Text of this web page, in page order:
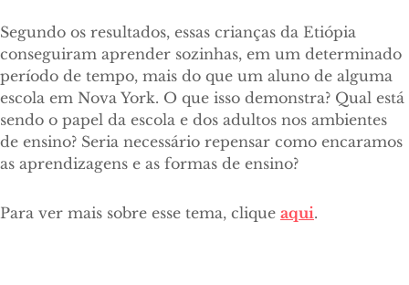
Segundo os resultados, essas crianças da Etiópia
conseguiram aprender sozinhas, em um determinado
período de tempo, mais do que um aluno de alguma
escola em Nova York. O que isso demonstra? Qual está
sendo o papel da escola e dos adultos nos ambientes
de ensino? Seria necessário repensar como encaramos
as aprendizagens e as formas de ensino?
Para ver mais sobre esse tema, clique aqui.